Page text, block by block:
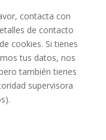
contacta con
de contacto
cookies. Si tienes
tus datos, nos
también tienes
supervisora